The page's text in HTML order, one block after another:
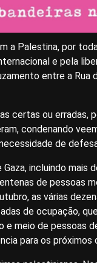
a Palestina, por
e pela
entre a Rua
certas ou erradas,
condenando
de
incluindo mais
de pessoas
as várias
de ocupação,
e meio de pessoas
para os próximos